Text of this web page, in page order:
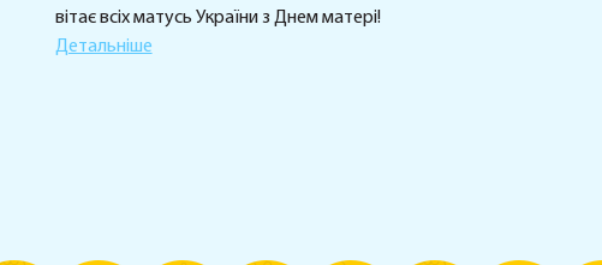
вітає всіх матусь України з Днем матері!
Детальніше